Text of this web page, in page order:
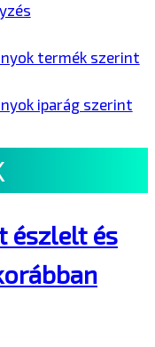
termék szerint
iparág szerint
észlelt és